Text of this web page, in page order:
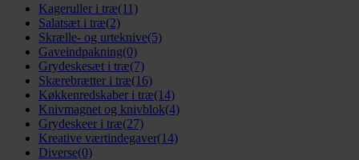
Kageruller i træ(11)
Salatsæt i træ(2)
Skrælle- og urteknive(5)
Gaveindpakning(0)
Grydeskesæt i træ(7)
Skærebrætter i træ(16)
Køkkenredskaber i træ(14)
Knivmagnet og knivblok(4)
Grydeskeer i træ(27)
Kreative værtindegaver(14)
Diverse(0)